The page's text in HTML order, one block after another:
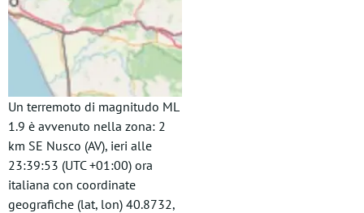
Un terremoto di magnitudo ML
1.9 è avvenuto nella zona: 2
km SE Nusco (AV), ieri alle
23:39:53 (UTC +01:00) ora
italiana con coordinate
geografiche (lat, lon) 40.8732,